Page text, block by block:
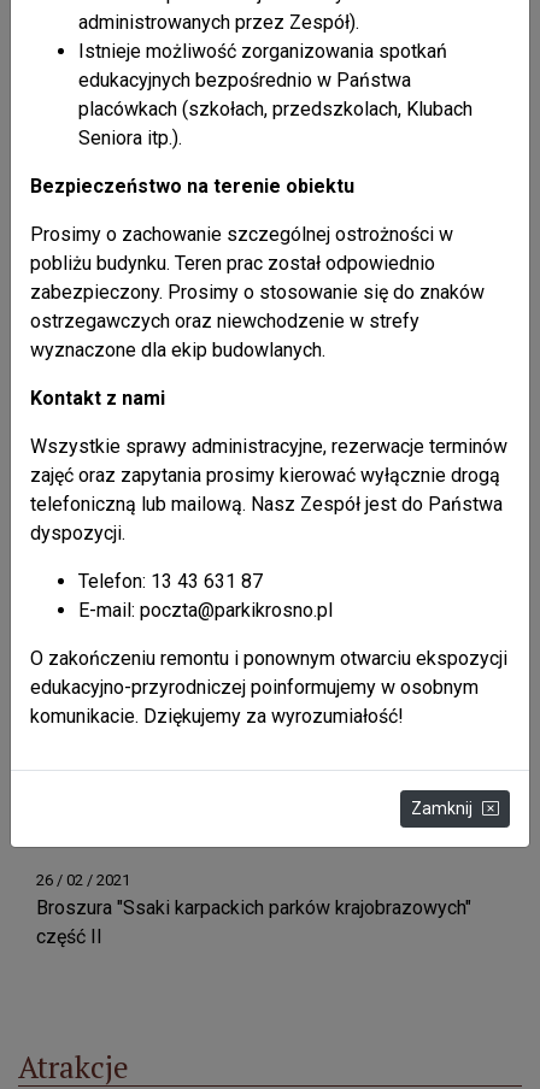
nazwa załącznika
Plan Działania Na Rzecz Poprawy Zapewnienia
Dostępności Osobom ze Szczególnymi Potrzebami na
lata 2026-2028wielkość załącznika
(722,47 kB)
załączył: Anna Marczyńska, Główny Specjalista
nazwa załącznika
Plan Działania Na Rzecz Poprawy Zapewnienia
Dostępności Osobom Ze Szczególnymi Potrzebami na
lata 2024-2025wielkość załącznika
(975,68 kB)
nazwa załącznika
Plan Działania na Rzecz Poprawy Zapewnienia
Dostępności Osobom ze Szczególnymi Potrzebami na
lata 2022-2023 wielkość załącznika
(497,57 kB)
załączył: Anna Marczyńska, Główny Specjalista Liczba pobrań:
Dostępności Osobom ze Szczególnymi Potrzebami na
załączył: Anna Marczyńska, Główny Specjalista Liczba pobrań:12
Liczba odsłon: 6201
Nasze publikacje
26 / 02 / 2021
Kalendarzyk kieszonkowy 2021
26 / 02 / 2021
Broszura "Ssaki karpackich parków krajobrazowych"
część II
Atrakcje
administrowanych przez Zespół).
Istnieje możliwość zorganizowania spotkań
edukacyjnych bezpośrednio w Państwa
placówkach (szkołach, przedszkolach, Klubach
Seniora itp.).
Bezpieczeństwo na terenie obiektu
Prosimy o zachowanie szczególnej ostrożności w
pobliżu budynku. Teren prac został odpowiednio
zabezpieczony. Prosimy o stosowanie się do znaków
ostrzegawczych oraz niewchodzenie w strefy
wyznaczone dla ekip budowlanych.
Kontakt z nami
Wszystkie sprawy administracyjne, rezerwacje terminów
zajęć oraz zapytania prosimy kierować wyłącznie drogą
telefoniczną lub mailową. Nasz Zespół jest do Państwa
dyspozycji.
Telefon: 13 43 631 87
E-mail: poczta@parkikrosno.pl
O zakończeniu remontu i ponownym otwarciu ekspozycji
edukacyjno-przyrodniczej poinformujemy w osobnym
komunikacie. Dziękujemy za wyrozumiałość!
Zamknij